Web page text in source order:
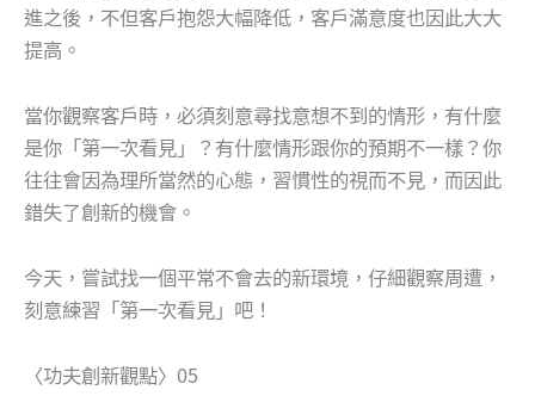
進之後，不但客戶抱怨大幅降低，客戶滿意度也因此大大
提高。
當你觀察客戶時，必須刻意尋找意想不到的情形，有什麼
是你「第一次看見」？有什麼情形跟你的預期不一樣？你
往往會因為理所當然的心態，習慣性的視而不見，而因此
錯失了創新的機會。
今天，嘗試找一個平常不會去的新環境，仔細觀察周遭，
刻意練習「第一次看見」吧！
〈功夫創新觀點〉05